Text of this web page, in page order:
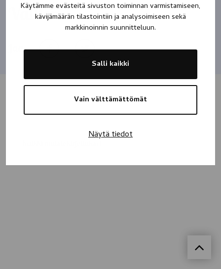
Käytämme evästeitä sivuston toiminnan varmistamiseen,
kävijämäärän tilastointiin ja analysoimiseen sekä
markkinoinnin suunnitteluun.
Vain välttämättömät
Salli kaikki
Näytä tiedot
Valtteri